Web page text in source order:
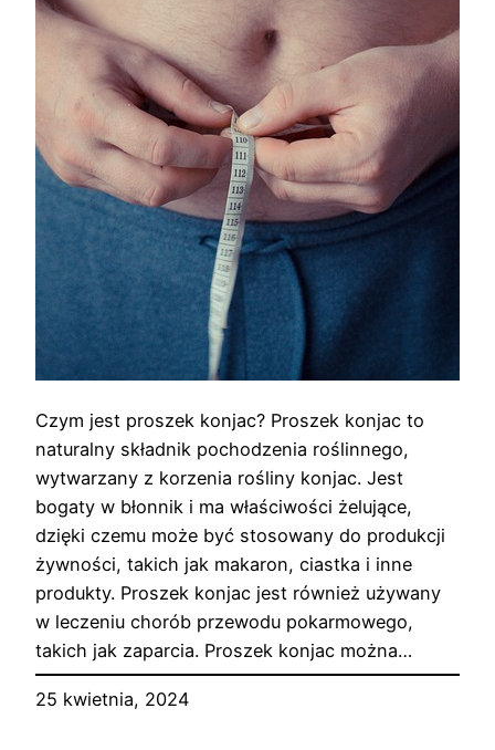
Czym jest proszek konjac? Proszek konjac to
naturalny składnik pochodzenia roślinnego,
wytwarzany z korzenia rośliny konjac. Jest
bogaty w błonnik i ma właściwości żelujące,
dzięki czemu może być stosowany do produkcji
żywności, takich jak makaron, ciastka i inne
produkty. Proszek konjac jest również używany
w leczeniu chorób przewodu pokarmowego,
takich jak zaparcia. Proszek konjac można…
25 kwietnia, 2024